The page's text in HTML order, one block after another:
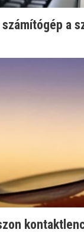
a